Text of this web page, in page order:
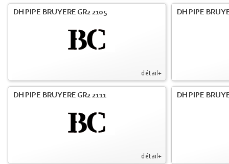
détail+
DH PIPE BRUYERE GR2 2105 DH PIPE
détail+
DH PIPE BRUYERE GR2 2111 DH PIPE